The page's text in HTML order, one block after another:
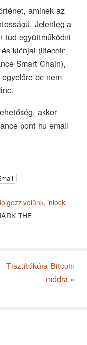
aminek az
Jelenleg a
tud együttműködni
klónjai (litecoin,
Smart Chain),
be nem
akkor
pont hu email
velünk,inlock,
THE
Tisztítókúra Bitcoin
módra »